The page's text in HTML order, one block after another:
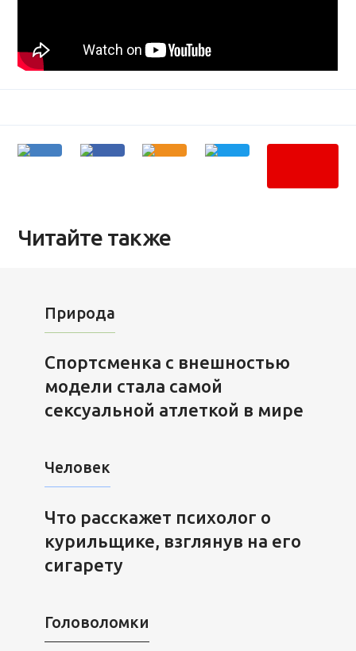
Читайте также
Природа
Спортсменка с внешностью
модели стала самой
сексуальной атлеткой в мире
Человек
Что расскажет психолог о
курильщике, взглянув на его
сигарету
Головоломки